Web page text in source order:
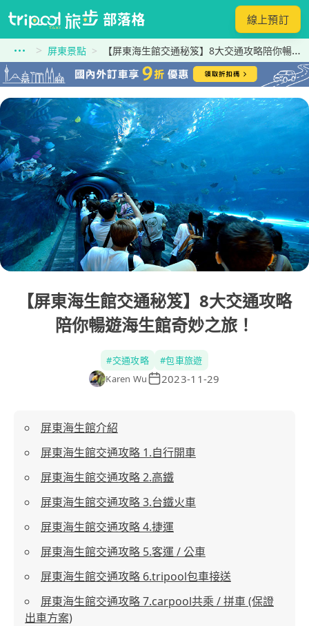
線上預訂
屏東景點 【屏東海生館交通秘笈】8大交通攻略陪你暢遊海生館奇妙之旅！
【屏東海生館交通秘笈】8大交通攻略
陪你暢遊海生館奇妙之旅！
#交通攻略 #包車旅遊
Karen Wu
2023-11-29
屏東海生館介紹
屏東海生館交通攻略 1.自行開車
屏東海生館交通攻略 2.高鐵
屏東海生館交通攻略 3.台鐵火車
屏東海生館交通攻略 4.捷運
屏東海生館交通攻略 5.客運 / 公車
屏東海生館交通攻略 6.tripool包車接送
屏東海生館交通攻略 7.carpool共乘 / 拼車 (保證
出車方案)